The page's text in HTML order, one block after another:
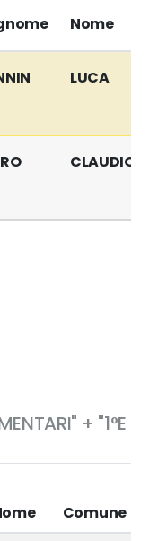
Nome
LUCA
CLAUDIO
+ "1°E
Comune